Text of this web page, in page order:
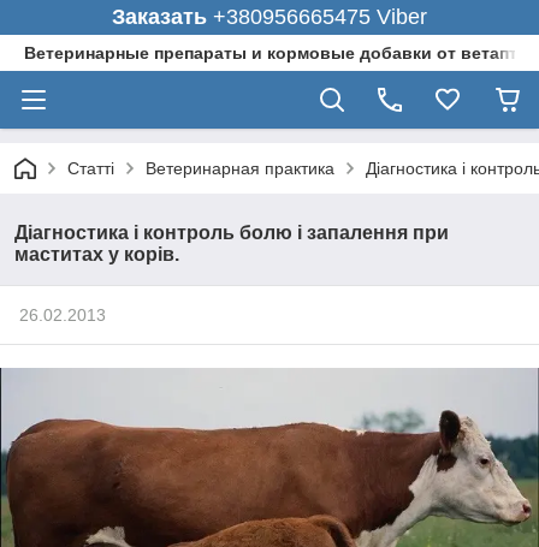
Заказать +380956665475 Viber
Ветеринарные препараты и кормовые добавки от
Статті Ветеринарная практика Діагностика і
Діагностика і контроль болю і запалення при
маститах у корів.
26.02.2013